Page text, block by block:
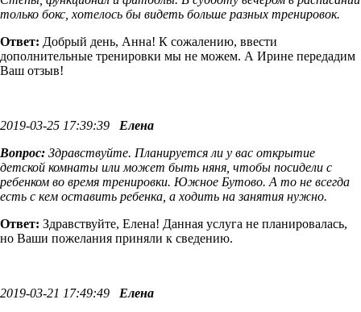
только бокс, хотелось бы видеть больше разных тренировок.
Ответ: Добрый день, Анна! К сожалению, ввести
дополнительные тренировки мы не можем. А Ирине передадим
Ваш отзыв!
2019-03-25 17:39:39 Елена
Вопрос: Здравствуйте. Планируется ли у вас открытие
детской комнаты или может быть няня, чтобы посидели с
ребенком во время тренировки. Южное Бутово. А то не всегда
есть с кем оставить ребенка, а ходить на занятия нужно.
Ответ: Здравствуйте, Елена! Данная услуга не планировалась,
но Ваши пожелания приняли к сведению.
2019-03-21 17:49:49 Елена